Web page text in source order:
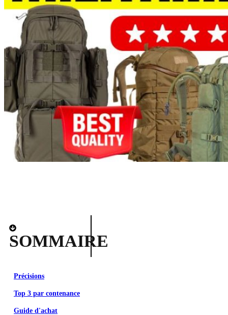
SOMMAIRE
Précisions
Top 3 par contenance
Guide d'achat